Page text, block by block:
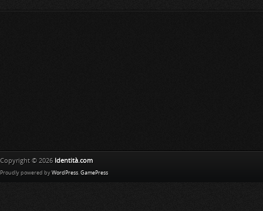
Copyright © 2026 Identità.com
Proudly powered by WordPress. GamePress